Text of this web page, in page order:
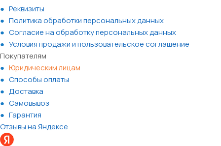
Реквизиты
Политика обработки персональных данных
Согласие на обработку персональных данных
Условия продажи и пользовательское соглашение
Покупателям
Юридическим лицам
Способы оплаты
Доставка
Самовывоз
Гарантия
Отзывы на Яндексе